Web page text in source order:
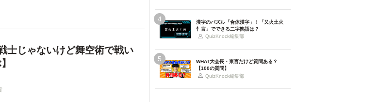
士じゃないけど舞空術で戦い
4
漢字のパズル「合体漢字」！「又火土火
忄言」でできる二字熟語は？
QuizKnock編集部
5
WHAT大会長・東言だけど質問ある？
【100の質問】
QuizKnock編集部